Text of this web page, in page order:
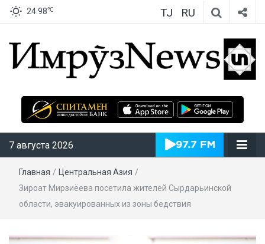
24.98℃ TJ RU
ИмрӯзNews
7 августа 2026
Главная / Центральная Азия /
Зироат Мирзиёева посетила жителей Сырдарьинской
области, эвакуированных из зоны бедствия